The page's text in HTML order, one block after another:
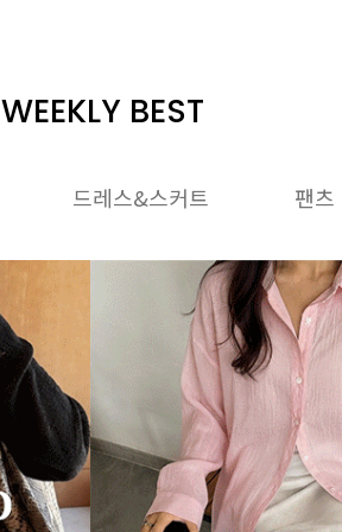
WEEKLY BEST
드레스&스커트 팬츠